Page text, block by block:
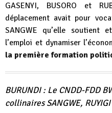
GASENYI, BUSORO et
déplacement avait pour
SANGWE qu’elle soutient
l’emploi et dynamiser
la première formation
BURUNDI : Le CNDD-FDD
collinaires SANGWE, RUYIGI